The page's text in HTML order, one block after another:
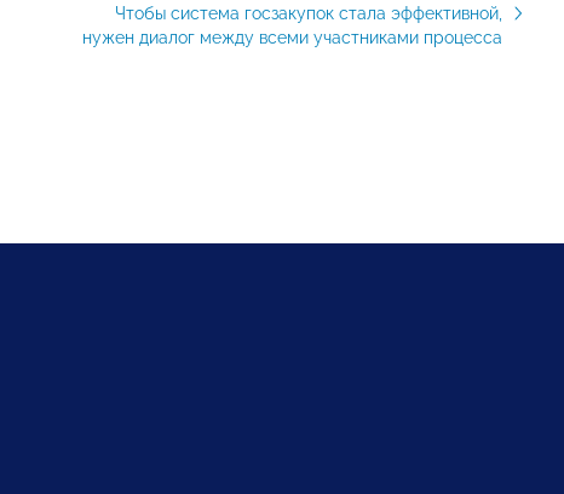
Чтобы система госзакупок стала эффективной,
нужен диалог между всеми участниками процесса